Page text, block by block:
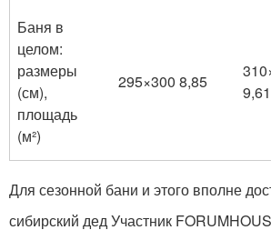
Баня в
целом:
размеры
(см),
площадь
(м²)
295×300 8,85
9,61
Для сезонной бани и этого вполне
сибирский дед Участник